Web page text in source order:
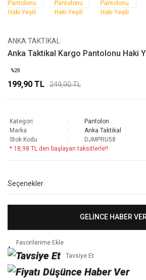
ANKA TAKTIKAL
Anka Taktikal Kargo Pantolonu Haki
%20
199,90 TL 249,90 TL
Kategori
Pantolon
Marka
Anka Taktikal
Stok Kodu
DJMPRU58
* 18,98 TL den başlayan taksitlerle!!
Seçenekler
GELİNCE HABER VER
Tavsiye Et